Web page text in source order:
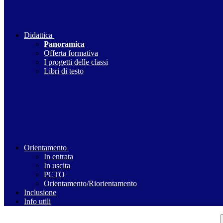
Didattica
Panoramica
Offerta formativa
I progetti delle classi
Libri di testo
Orientamento
In entrata
In uscita
PCTO
Orientamento/Riorientamento
Inclusione
Info utili